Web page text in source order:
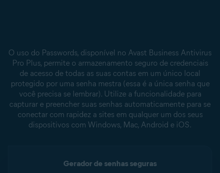
O uso do Passwords, disponível no Avast Business Antivirus
Pro Plus, permite o armazenamento seguro de credenciais
de acesso de todas as suas contas em um único local
protegido por uma senha mestra (essa é a única senha que
você precisa se lembrar). Utilize a funcionalidade para
capturar e preencher suas senhas automaticamente para se
conectar com rapidez a sites em qualquer um dos seus
dispositivos com Windows, Mac, Android e iOS.
Gerador de senhas seguras